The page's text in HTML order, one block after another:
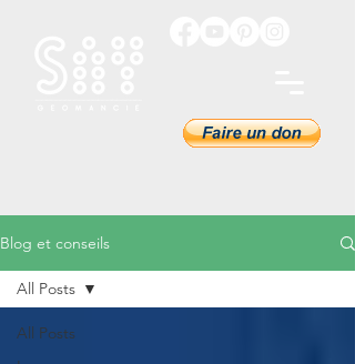
Blog et conseils
All Posts
All Posts